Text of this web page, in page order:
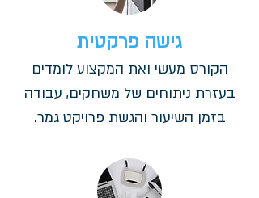
גישה פרקטית
הקורס מעשי ואת המקצוע לומדים
בעזרת ניתוחים של משחקים, עבודה
בזמן השיעור והגשת פרויקט גמר.